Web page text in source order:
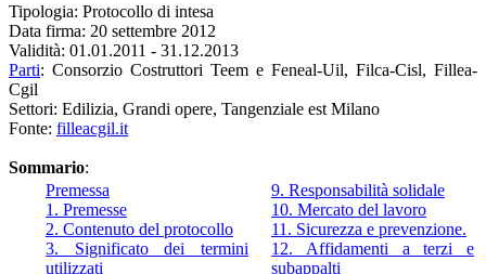
Tipologia: Protocollo di intesa
Data firma: 20 settembre 2012
Validità: 01.01.2011 - 31.12.2013
Parti: Consorzio Costruttori Teem e Feneal-Uil, Filca-Cisl, Fillea-
Cgil
Settori: Edilizia, Grandi opere, Tangenziale est Milano
Fonte: filleacgil.it
Sommario:
Premessa
1. Premesse
2. Contenuto del protocollo
3. Significato dei termini
utilizzati
9. Responsabilità solidale
10. Mercato del lavoro
11. Sicurezza e prevenzione.
12. Affidamenti a terzi e
subappalti